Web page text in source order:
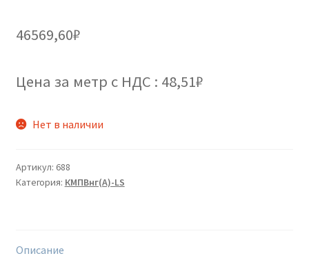
46569,60₽
Цена за метр с НДС : 48,51₽
Нет в наличии
Артикул: 688
Категория: КМПВнг(А)-LS
Описание